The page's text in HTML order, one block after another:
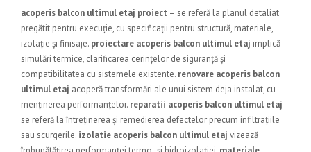
acoperis balcon ultimul etaj proiect – se referă la planul detaliat
pregătit pentru execuție, cu specificații pentru structură, materiale,
izolație și finisaje. proiectare acoperis balcon ultimul etaj implică
simulări termice, clarificarea cerințelor de siguranță și
compatibilitatea cu sistemele existente. renovare acoperis balcon
ultimul etaj acoperă transformări ale unui sistem deja instalat, cu
menținerea performanțelor. reparatii acoperis balcon ultimul etaj
se referă la întreținerea și remedierea defectelor precum infiltrațiile
sau scurgerile. izolatie acoperis balcon ultimul etaj vizează